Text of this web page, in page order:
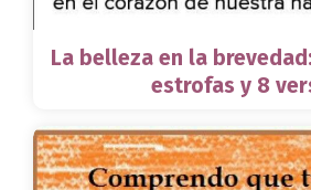
La belleza en la
estrofas y 8